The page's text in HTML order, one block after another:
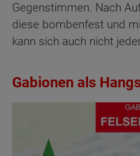
Gegenstimmen. Nach
diese bombenfest und
kann sich auch nicht
Gabionen als